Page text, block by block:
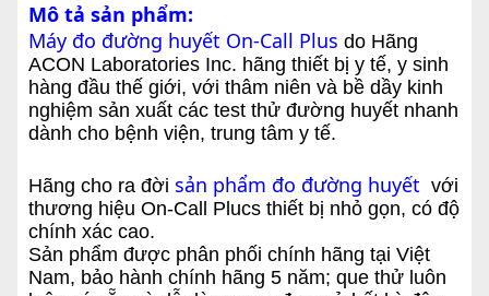
Mô tả sản phẩm:
Máy đo đường huyết On-Call Plus do Hãng
ACON Laboratories Inc. hãng thiết bị y tế, y sinh
hàng đầu thế giới, với thâm niên và bề dầy kinh
nghiệm sản xuất các test thử đường huyết nhanh
dành cho bệnh viện, trung tâm y tế.
Hãng cho ra đời sản phẩm đo đường huyết với
thương hiệu On-Call Plucs thiết bị nhỏ gọn, có độ
chính xác cao.
Sản phẩm được phân phối chính hãng tại Việt
Nam, bảo hành chính hãng 5 năm; que thử luôn